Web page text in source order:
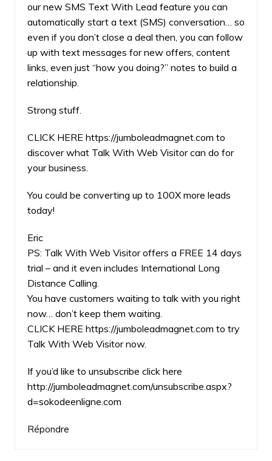
our new SMS Text With Lead feature you can
automatically start a text (SMS) conversation… so
even if you don’t close a deal then, you can follow
up with text messages for new offers, content
links, even just “how you doing?” notes to build a
relationship.
Strong stuff.
CLICK HERE https://jumboleadmagnet.com to
discover what Talk With Web Visitor can do for
your business.
You could be converting up to 100X more leads
today!
Eric
PS: Talk With Web Visitor offers a FREE 14 days
trial – and it even includes International Long
Distance Calling.
You have customers waiting to talk with you right
now… don’t keep them waiting.
CLICK HERE https://jumboleadmagnet.com to try
Talk With Web Visitor now.
If you’d like to unsubscribe click here
http://jumboleadmagnet.com/unsubscribe.aspx?
d=sokodeenligne.com
Répondre